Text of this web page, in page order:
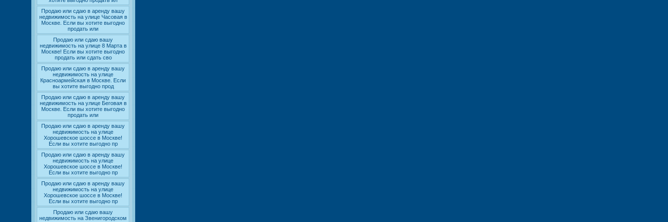
Продаю или сдаю в аренду вашу
недвижимость на улице Часовая в
Москве. Если вы хотите выгодно
продать или
Продаю или сдаю вашу
недвижимость на улице 8 Марта в
Москве! Если вы хотите выгодно
продать или сдать сво
Продаю или сдаю в аренду вашу
недвижимость на улице
Красноармейская в Москве. Если
вы хотите выгодно прод
Продаю или сдаю в аренду вашу
недвижимость на улице Беговая в
Москве. Если вы хотите выгодно
продать или
Продаю или сдаю в аренду вашу
недвижимость на улице
Хорошевское шоссе в Москве!
Если вы хотите выгодно пр
Продаю или сдаю в аренду вашу
недвижимость на улице
Хорошевское шоссе в Москве!
Если вы хотите выгодно пр
Продаю или сдаю в аренду вашу
недвижимость на улице
Хорошевское шоссе в Москве!
Если вы хотите выгодно пр
Продаю или сдаю вашу
недвижимость на Звенигородском